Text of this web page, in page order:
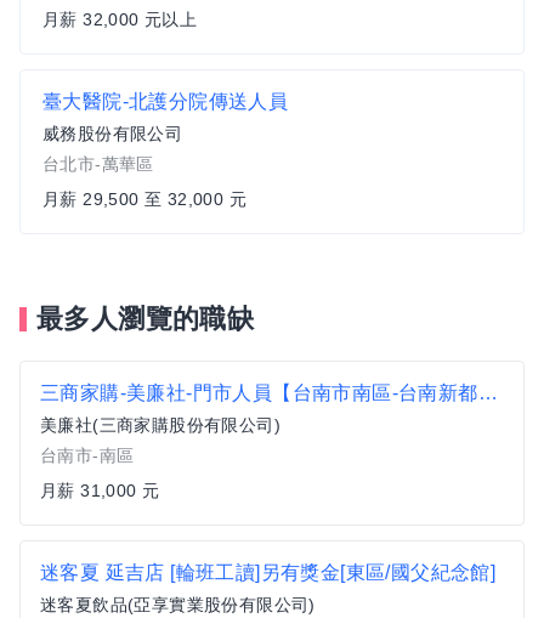
月薪 32,000 元以上
臺大醫院-北護分院傳送人員
威務股份有限公司
台北市-萬華區
月薪 29,500 至 32,000 元
最多人瀏覽的職缺
三商家購-美廉社-門市人員【台南市南區-台南新都店】
美廉社(三商家購股份有限公司)
台南市-南區
月薪 31,000 元
迷客夏 延吉店 [輪班工讀]另有獎金[東區/國父紀念館]
迷客夏飲品(亞享實業股份有限公司)